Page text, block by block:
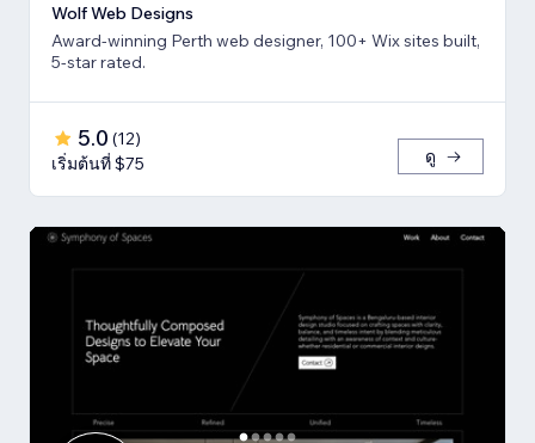
Wolf Web Designs
Award-winning Perth web designer, 100+ Wix sites built,
5-star rated.
5.0 (12)
เริ่มต้นที่ $75
ดู